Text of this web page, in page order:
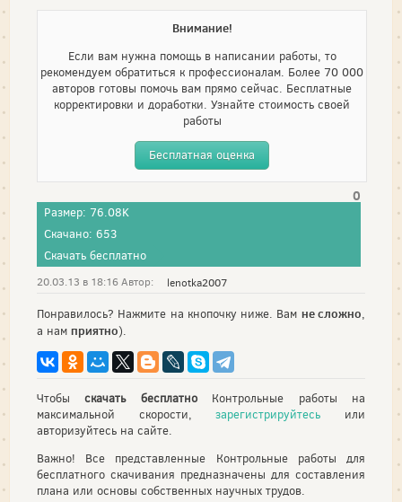
Внимание!
Если вам нужна помощь в написании работы, то
рекомендуем обратиться к профессионалам. Более 70 000
авторов готовы помочь вам прямо сейчас. Бесплатные
корректировки и доработки. Узнайте стоимость своей
работы
Бесплатная оценка
0
Размер: 76.08K
Скачано: 653
Скачать бесплатно
20.03.13 в 18:16 Автор: lenotka2007
Понравилось? Нажмите на кнопочку ниже. Вам не сложно,
а нам приятно).
Чтобыскачать бесплатноКонтрольные работы на
максимальной скорости,зарегистрируйтесь или
авторизуйтесь на сайте.
Важно! Все представленные Контрольные работы для
бесплатного скачивания предназначены для составления
плана или основы собственных научных трудов.